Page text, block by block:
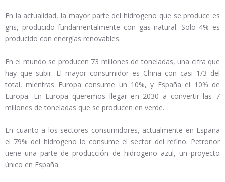
En la actualidad, la mayor parte del hidrogeno que se produce es
gris, producido fundamentalmente con gas natural. Solo 4% es
producido con energías renovables.
En el mundo se producen 73 millones de toneladas, una cifra que
hay que subir. El mayor consumidor es China con casi 1/3 del
total, mientras Europa consume un 10%, y España el 10% de
Europa. En Europa queremos llegar en 2030 a convertir las 7
millones de toneladas que se producen en verde.
En cuanto a los sectores consumidores, actualmente en España
el 79% del hidrogeno lo consume el sector del refino. Petronor
tiene una parte de producción de hidrogeno azul, un proyecto
único en España.